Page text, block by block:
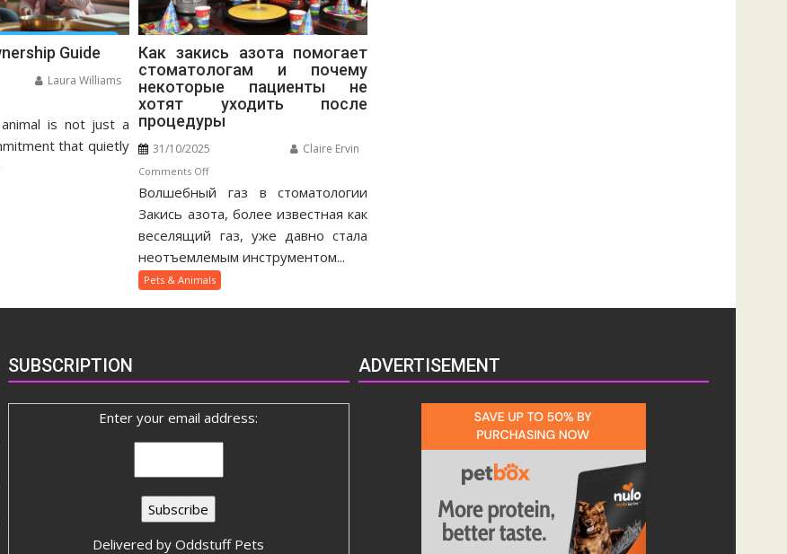
Guide
Laura Williams
is not just a
that quietly
Как закись азота помогает
стоматологам и почему
некоторые пациенты не
хотят уходить после
процедуры
31/10/2025 Claire Ervin
Comments Offon
Как
закись
азота
стоматологам
и
почему
уходить
после
процедуры
Волшебный газ в стоматологии
Закись азота, более известная как
веселящий газ, уже давно стала
неотъемлемым инструментом...
Pets & Animals
SUBSCRIPTION
Enter your email address:
Delivered byOddstuff Pets
ADVERTISEMENT